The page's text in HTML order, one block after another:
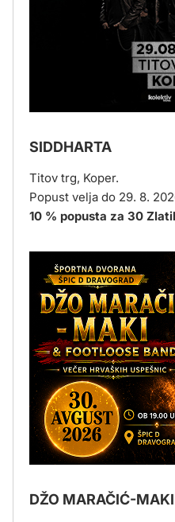
SIDDHARTA
Titov trg, Koper.
Popust velja do 29. 8.
10 % popusta za 30
DŽO MARAČIĆ-